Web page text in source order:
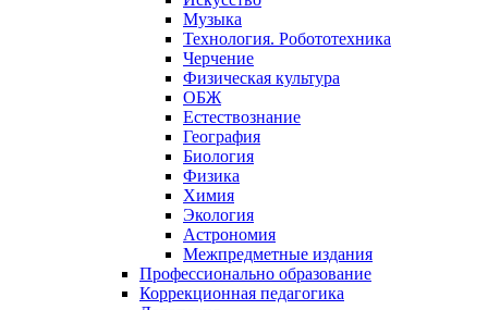
Музыка
Технология. Робототехника
Черчение
Физическая культура
ОБЖ
Естествознание
География
Биология
Физика
Химия
Экология
Астрономия
Межпредметные издания
Профессионально образование
Коррекционная педагогика